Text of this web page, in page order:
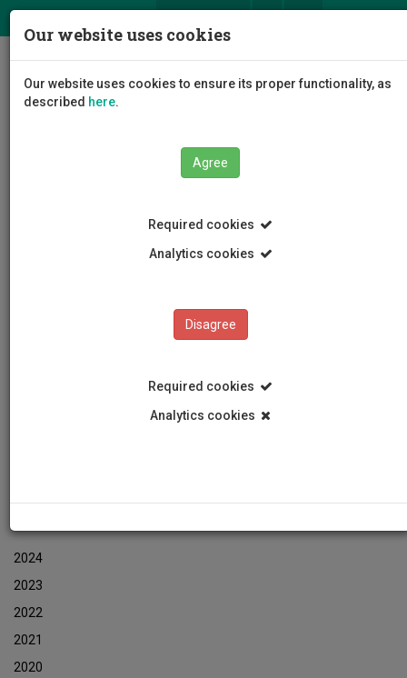
2024
2023
2022
2021
2020
Our website uses cookies
Our website uses cookies to ensure its proper functionality, as
described here.
Agree
Required cookies
Analytics cookies
Disagree
Required cookies
Analytics cookies